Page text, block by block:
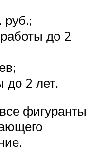
до 2
до 2 лет.
фигуранты